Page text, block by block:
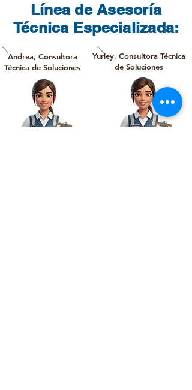
flete que cobra directamente la
transportadora.
Línea de Asesoría
Técnica Especializada:
Andrea, Consultora
Técnica de Soluciones
Yurley, Consultora Técnica
de Soluciones